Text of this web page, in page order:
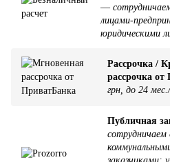
—
лицами-
юридическими
Рассрочка /
рассрочка
грн, до 24
Публичная
сотрудничаем